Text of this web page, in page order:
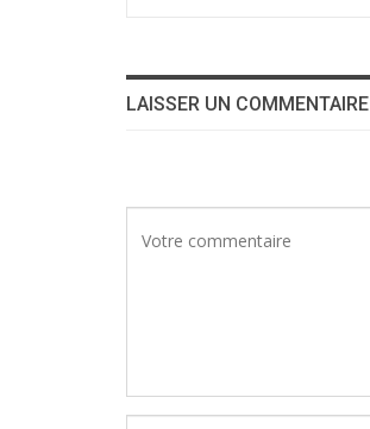
LAISSER UN COMMENTAIRE